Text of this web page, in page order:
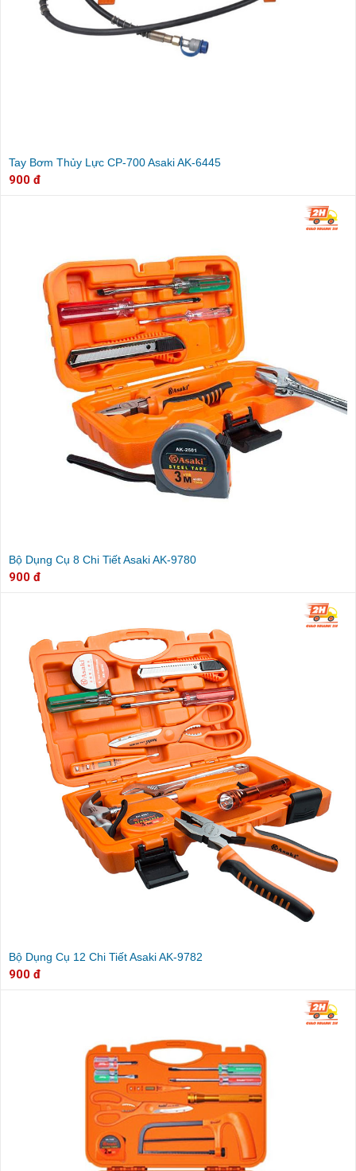
Tay Bơm Thủy Lực CP-700 Asaki AK-6445
900 đ
Bộ Dụng Cụ 8 Chi Tiết Asaki AK-9780
900 đ
Bộ Dụng Cụ 12 Chi Tiết Asaki AK-9782
900 đ